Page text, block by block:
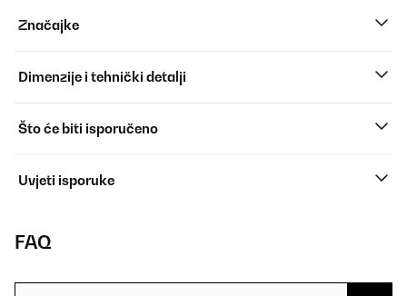
Značajke
Dimenzije i tehnički detalji
Što će biti isporučeno
Uvjeti isporuke
FAQ